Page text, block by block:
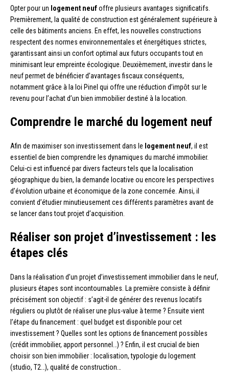
Opter pour un logement neufoffre plusieurs avantages significatifs.
Premièrement, la qualité de construction est généralement supérieure à
celle des bâtiments anciens. En effet, les nouvelles constructions
respectent des normes environnementales et énergétiques strictes,
garantissant ainsi un confort optimal aux futurs occupants tout en
minimisant leur empreinte écologique. Deuxièmement, investir dans le
neuf permet de bénéficier d’avantages fiscaux conséquents,
notamment grâce à la loi Pinel qui offre une réduction d’impôt sur le
revenu pour l’achat d’un bien immobilier destiné à la location.
Comprendre le marché du logement neuf
Afin de maximiser son investissement dans le logement neuf, il est
essentiel de bien comprendre les dynamiques du marché immobilier.
Celui-ci est influencé par divers facteurs tels que la localisation
géographique du bien, la demande locative ou encore les perspectives
d’évolution urbaine et économique de la zone concernée. Ainsi, il
convient d’étudier minutieusement ces différents paramètres avant de
se lancer dans tout projet d’acquisition.
Réaliser son projet d’investissement : les
étapes clés
Dans la réalisation d’un projet d’investissement immobilier dans le neuf,
plusieurs étapes sont incontournables. La première consiste à définir
précisément son objectif : s’agit-il de générer des revenus locatifs
réguliers ou plutôt de réaliser une plus-value à terme ? Ensuite vient
l’étape du financement : quel budget est disponible pour cet
investissement ? Quelles sont les options de financement possibles
(crédit immobilier, apport personnel…) ? Enfin, il est crucial de bien
choisir son bien immobilier : localisation, typologie du logement
(studio, T2…), qualité de construction…